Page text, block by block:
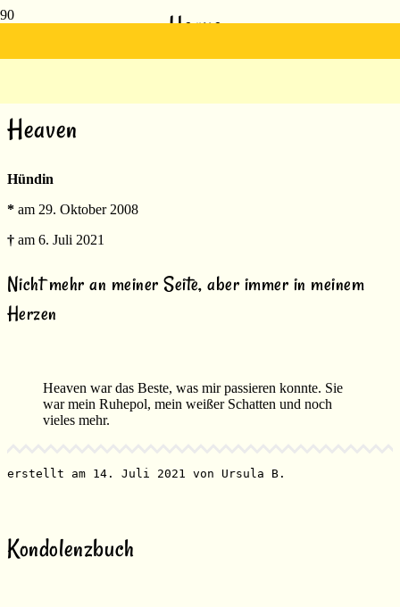
Heaven
Heaven
Hündin
* am 29. Oktober 2008
† am 6. Juli 2021
Nicht mehr an meiner Seite, aber immer in meinem
Herzen
Heaven war das Beste, was mir passieren konnte. Sie
war mein Ruhepol, mein weißer Schatten und noch
vieles mehr.
erstellt am 14. Juli 2021 von Ursula B.
Kondolenzbuch